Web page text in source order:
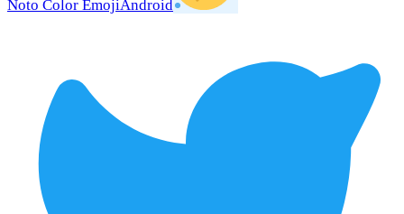
Noto Color EmojiAndroid